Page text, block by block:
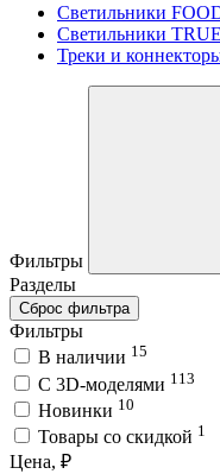
Светильники
Светильники
Треки и
Фильтры
Разделы
Сброс фильтра
Фильтры
В наличии 15
C 3D-моделями 113
Новинки 10
Товары со скидкой 1
Цена, ₽